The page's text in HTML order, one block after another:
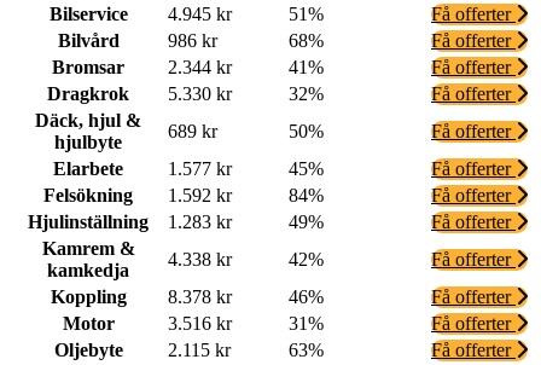
Bilservice
4.945 kr 51%
Få offerter
Bilvård
986 kr 68%
Få offerter
Bromsar
2.344 kr 41%
Få offerter
Dragkrok
5.330 kr 32%
Få offerter
Däck, hjul &
hjulbyte
689 kr 50%
Få offerter
Elarbete
1.577 kr 45%
Få offerter
Felsökning
1.592 kr 84%
Få offerter
Hjulinställning
1.283 kr 49%
Få offerter
Kamrem &
kamkedja
4.338 kr 42%
Få offerter
Koppling
8.378 kr 46%
Få offerter
Motor
3.516 kr 31%
Få offerter
Oljebyte
2.115 kr 63%
Få offerter